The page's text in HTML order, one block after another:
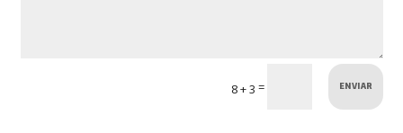
8 + 3 = ENVIAR